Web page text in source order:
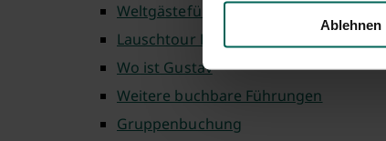
Ablehnen
Weltgästeführertag
Lauschtour Fürth
Wo ist Gustav
Weitere buchbare Führungen
Gruppenbuchung